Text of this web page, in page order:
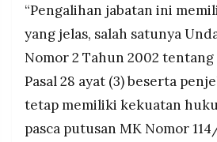
“Pengalihan jabatan ini
yang jelas, salah satunya
Nomor 2 Tahun 2002
Pasal 28 ayat (3) beserta
tetap memiliki kekuatan
pasca putusan MK Nomor